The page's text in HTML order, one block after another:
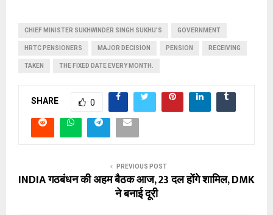
CHIEF MINISTER SUKHWINDER SINGH SUKHU'S GOVERNMENT
HRTC PENSIONERS MAJOR DECISION PENSION RECEIVING
TAKEN THE FIXED DATE EVERY MONTH.
SHARE 0
PREVIOUS POST
INDIA गठबंधन की अहम बैठक आज, 23 दल होंगे शामिल, DMK
ने बनाई दूरी